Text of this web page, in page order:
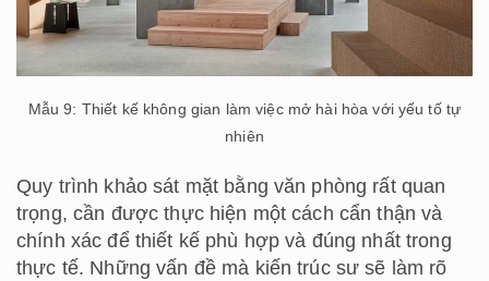
Mẫu 9: Thiết kế không gian làm việc mở hài hòa với yếu tố tự
nhiên
Quy trình khảo sát mặt bằng văn phòng rất quan
trọng, cần được thực hiện một cách cẩn thận và
chính xác để thiết kế phù hợp và đúng nhất trong
thực tế. Những vấn đề mà kiến trúc sư sẽ làm rõ